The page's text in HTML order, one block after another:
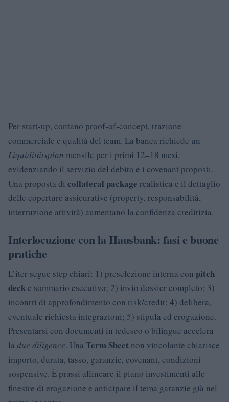
Per start-up, contano proof-of-concept, trazione
commerciale e qualità del team. La banca richiede un
Liquiditätsplan mensile per i primi 12–18 mesi,
evidenziando il servizio del debito e i covenant proposti.
Una proposta di collateral package realistica e il dettaglio
delle coperture assicurative (property, responsabilità,
interruzione attività) aumentano la confidenza creditizia.
Interlocuzione con la Hausbank: fasi e buone
pratiche
L’iter segue step chiari: 1) preselezione interna con pitch
decke sommario esecutivo; 2) invio dossier completo; 3)
incontri di approfondimento con risk/credit; 4) delibera,
eventuale richiesta integrazioni; 5) stipula ed erogazione.
Presentarsi con documenti in tedesco o bilingue accelera
la due diligence. Una Term Sheet non vincolante chiarisce
importo, durata, tasso, garanzie, covenant, condizioni
sospensive. È prassi allineare il piano investimenti alle
finestre di erogazione e anticipare il tema garanzie già nel